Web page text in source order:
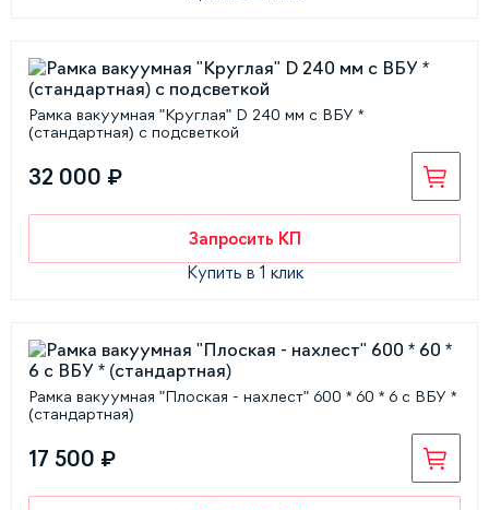
Рамка вакуумная "Круглая" D 240 мм с ВБУ *
(стандартная) с подсветкой
32 000 ₽
Запросить КП
Купить в 1 клик
Рамка вакуумная "Плоская - нахлест" 600 * 60 * 6 с ВБУ *
(стандартная)
17 500 ₽